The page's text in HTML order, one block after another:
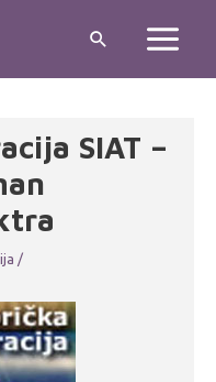
Search
Main
SIAT –
/